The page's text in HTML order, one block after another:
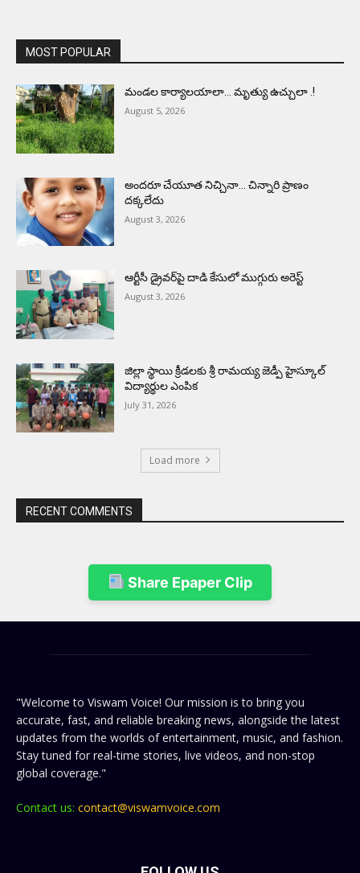
MOST POPULAR
మండల కార్యాలయాలా… మృత్యు ఉచ్చులా .!
August 5, 2026
అందరూ చేయూత నిచ్చినా… చిన్నారి ప్రాణం
దక్కలేదు
August 3, 2026
ఆర్టీసీ డ్రైవర్‌పై దాడి కేసులో ముగ్గురు అరెస్ట్
August 3, 2026
జిల్లా స్థాయి క్రీడలకు శ్రీ రామయ్య జెడ్పీ హైస్కూల్
విద్యార్థుల ఎంపిక
July 31, 2026
Load more
RECENT COMMENTS
Share Epaper Clip
"Welcome to Viswam Voice! Our mission is to bring you
accurate, fast, and reliable breaking news, alongside the latest
updates from the worlds of entertainment, music, and fashion.
Stay tuned for real-time stories, live videos, and non-stop
global coverage."
Contact us: contact@viswamvoice.com